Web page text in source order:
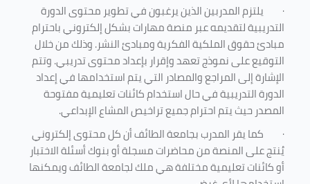
· يلتزم المدربين الذين يرغبون في تطوير محتوى الدورة
التدريبية لتقديمه عبر منصة مهارات بشكل إلكتروني باحترام
مبادئ حقوق الملكية الفكرية ومبادئ النشر. وذلك من خلال
التوقيع على نموذج تعهد وإقرار بإعداد محتوى تدريبي. وتتم
الإشارة إلى المراجع والمصادر التي يتم استخدامها في إعداد
الدورة التدريبية في حال استخدام كائنات تعليمية مفتوحة
المصدر حيث يتم احترام جميع تراخيص المشاع الإبداعي.
· كما يقر المدرب بجامعة الطائف أن كل محتوى إلكتروني
يُنتج على المنصة من محاضرات مسجلة أو بنوك أسئلة الاختبار
أو كائنات تعليمية مختلفة هي ملك لجامعة الطائف ويمكنها